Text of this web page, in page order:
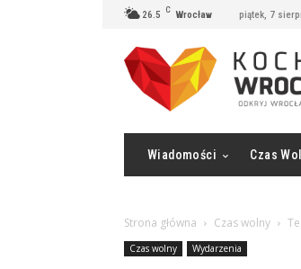
26.5 C Wrocław piątek, 7
Wiadomości Czas
Strona główna Czas wolny
Czas wolny Wydarzenia